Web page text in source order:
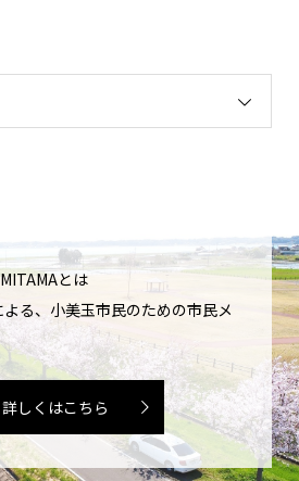
とは
る、小美玉市民のための市民メ
詳しくはこちら